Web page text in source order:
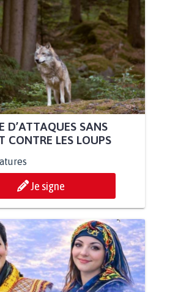
D’ATTAQUES SANS
CONTRE LES LOUPS
Je signe